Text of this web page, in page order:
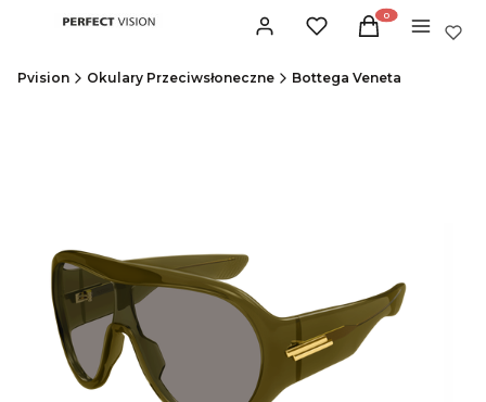
Zaloguj sięUlubione Produkty w
Koszyk Menu
Pvision Okulary Przeciwsłoneczne Bottega Veneta